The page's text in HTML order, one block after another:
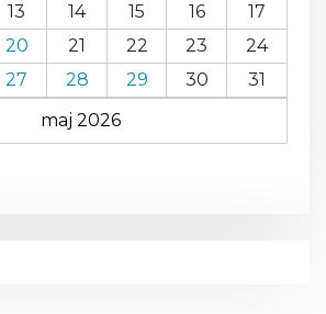
maj 2026
13 14 15 16
17
20 21 22 23
24
27 28 29 30 31